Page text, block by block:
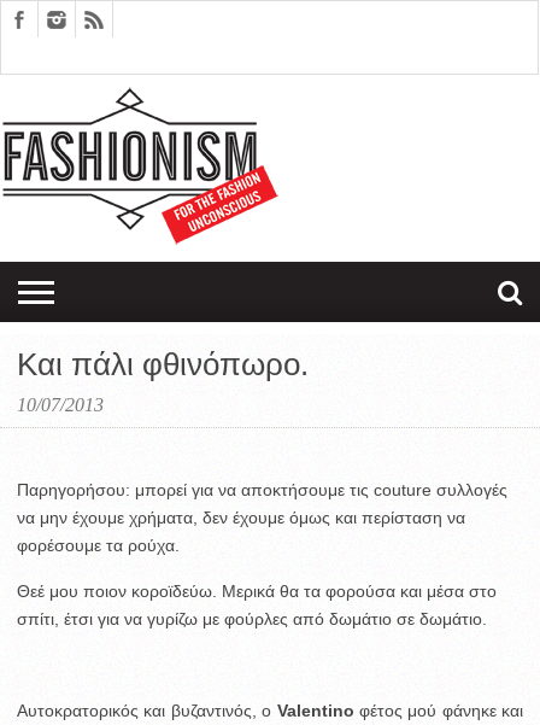
EDITORIALS
COUPLES
THERAPY
SARTORIAGRAM
Και πάλι φθινόπωρο.
10/07/2013
Παρηγορήσου: μπορεί για να αποκτήσουμε τις couture συλλογές
να μην έχουμε χρήματα, δεν έχουμε όμως και περίσταση να
φορέσουμε τα ρούχα.
Θεέ μου ποιον κοροϊδεύω. Μερικά θα τα φορούσα και μέσα στο
σπίτι, έτσι για να γυρίζω με φούρλες από δωμάτιο σε δωμάτιο.
Αυτοκρατορικός και βυζαντινός, ο Valentino φέτος μού φάνηκε και